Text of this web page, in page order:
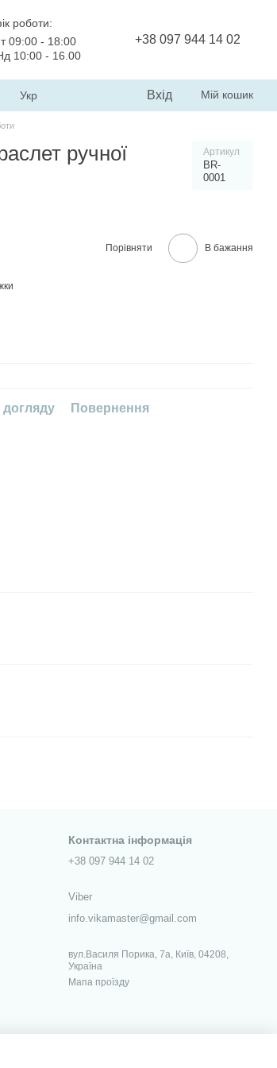
роботи:
09:00 - 18:00
10:00 - 16.00
+38 097 944 14 02
Укр Вхід Мій кошик
ручної
Артикул
BR-
0001
Порівняти В бажання
догляду Повернення
Контактна інформація
+38 097 944 14 02
Viber
info.vikamaster@gmail.com
вул.Василя Порика, 7а, Київ, 04208,
Україна
Мапа проїзду